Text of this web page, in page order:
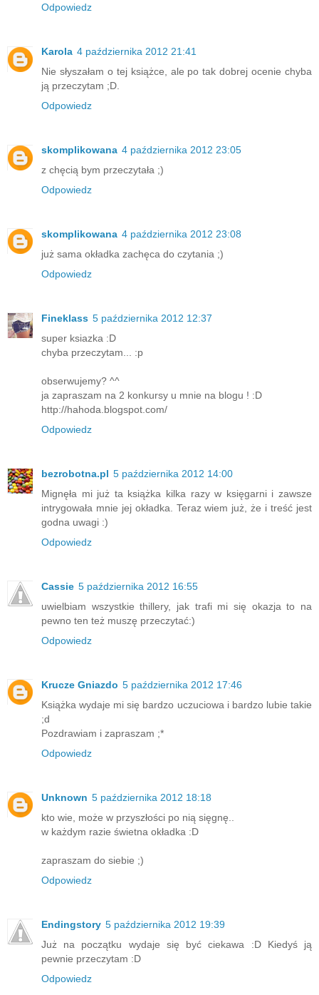
Odpowiedz
Karola 4 października 2012 21:41
Nie słyszałam o tej książce, ale po tak dobrej ocenie chyba
ją przeczytam ;D.
Odpowiedz
skomplikowana 4 października 2012 23:05
z chęcią bym przeczytała ;)
Odpowiedz
skomplikowana 4 października 2012 23:08
już sama okładka zachęca do czytania ;)
Odpowiedz
Fineklass 5 października 2012 12:37
super ksiazka :D
chyba przeczytam... :p
obserwujemy? ^^
ja zapraszam na 2 konkursy u mnie na blogu ! :D
http://hahoda.blogspot.com/
Odpowiedz
bezrobotna.pl 5 października 2012 14:00
Mignęła mi już ta książka kilka razy w księgarni i zawsze
intrygowała mnie jej okładka. Teraz wiem już, że i treść jest
godna uwagi :)
Odpowiedz
Cassie 5 października 2012 16:55
uwielbiam wszystkie thillery, jak trafi mi się okazja to na
pewno ten też muszę przeczytać:)
Odpowiedz
Krucze Gniazdo 5 października 2012 17:46
Książka wydaje mi się bardzo uczuciowa i bardzo lubie takie
;d
Pozdrawiam i zapraszam ;*
Odpowiedz
Unknown 5 października 2012 18:18
kto wie, może w przyszłości po nią sięgnę..
w każdym razie świetna okładka :D
zapraszam do siebie ;)
Odpowiedz
Endingstory 5 października 2012 19:39
Już na początku wydaje się być ciekawa :D Kiedyś ją
pewnie przeczytam :D
Odpowiedz